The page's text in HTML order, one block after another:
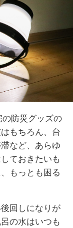
防災グッズの
もちろん、台
など、あらゆ
ておきたいも
もっとも困る
回しになりが
の水はいつも